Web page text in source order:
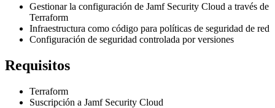
Gestionar la configuración de Jamf Security Cloud a través de
Terraform
Infraestructura como código para políticas de seguridad de red
Configuración de seguridad controlada por versiones
Requisitos
Terraform
Suscripción a Jamf Security Cloud